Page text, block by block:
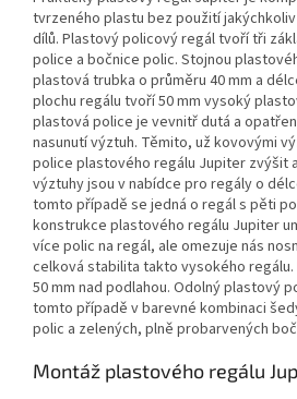
tvrzeného plastu bez použití
dílů. Plastový policový regál tvoří tři
police a bočnice polic. Stojnou
plastová trubka o průměru 40 mm a
plochu regálu tvoří 50 mm vysoký
plastová police je vevnitř dutá a
nasunutí výztuh. Těmito, už kovovými
police plastového regálu Jupiter zvýšit
výztuhy jsou v nabídce pro regály o
tomto případě se jedná o regál s pěti
konstrukce plastového regálu Jupiter
více polic na regál, ale omezuje nás
celková stabilita takto vysokého
50 mm nad podlahou. Odolný plastový
tomto případě v barevné kombinaci
polic a zelených, plně probarvených
Montáž plastového regálu